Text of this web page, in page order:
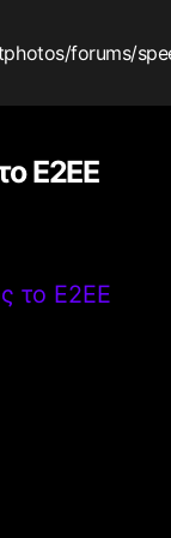
/forums/
E2EE
το E2EE